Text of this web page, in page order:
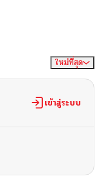
ใหม่ที่สุด
เข้าสู่ระบบ